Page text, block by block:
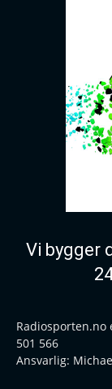
Vi bygger
Radiosporten.no
501 566
Ansvarlig: